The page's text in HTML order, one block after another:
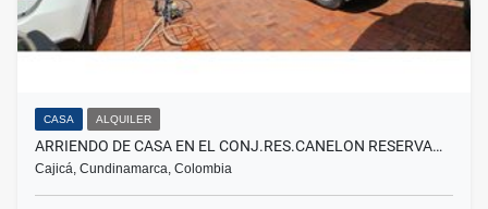
CASA ALQUILER
ARRIENDO DE CASA EN EL CONJ.RES.CANELON RESERVA…
Cajicá, Cundinamarca, Colombia